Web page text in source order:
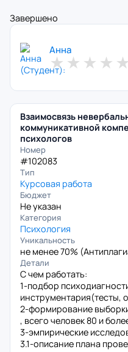
Завершено
Анна
★ ★ ★ ★ ★
Взаимосвязь
коммуникативной
психологов
Номер
#102083
Тип
Курсовая работа
Бюджет
Не указан
Категория
Психология
Уникальность
не менее 70% (
Детали
С чем работать:
1-подбор
инструментария(тесты,
2-формирование
, всего человек 80 и
3-эмпирические
3.1-описание плана